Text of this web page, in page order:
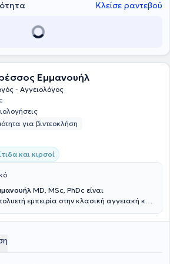
παθήσεις πάνω σε όλο το φάσμα της
ανάγκες των ασθενών του.
Κλείσε ραντεβού
Εμμανουήλ
- Αγγειολόγος
για βιντεοκλήση
και κιρσοί
MD, MSc, PhDc είναι
εμπειρία στην κλασική αγγειακή και
Αθηνών «Γ. Γεννηματάς» όπου εργάστηκε
επιμελητής. Μετεκπαιδεύτηκε στο